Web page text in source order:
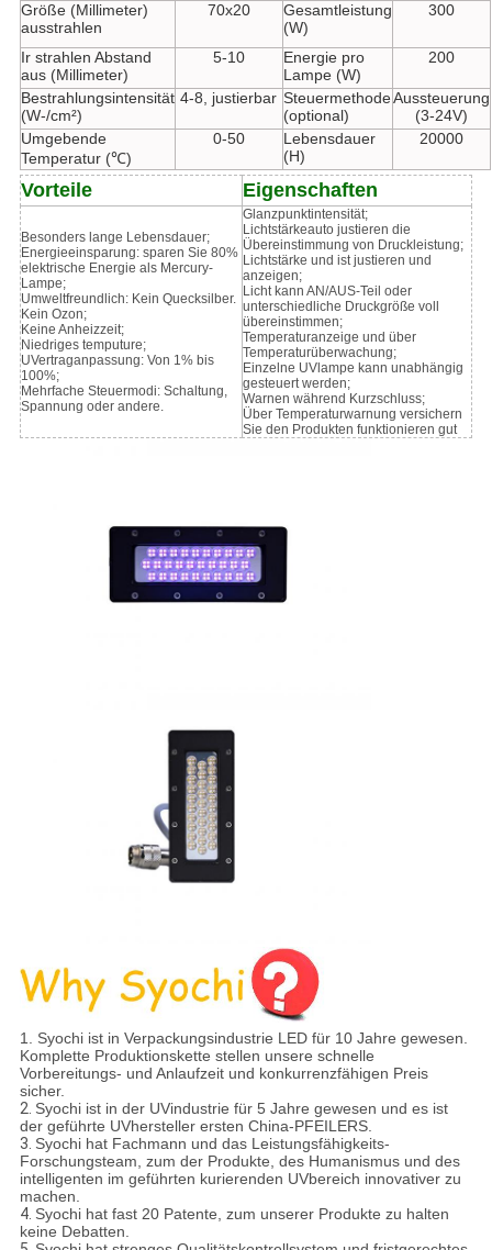
Größe (Millimeter)
ausstrahlen
70x20
Gesamtleistung
(W)
300
Ir strahlen Abstand
aus (Millimeter)
5-10
Energie pro
Lampe (W)
200
Bestrahlungsintensität
(W-/cm²)
4-8, justierbar Steuermethode
(optional)
Aussteuerung
(3-24V)
Umgebende
Temperatur (℃)
0-50
Lebensdauer
(H)
20000
Vorteile Eigenschaften
Besonders lange Lebensdauer;
Energieeinsparung: sparen Sie 80%
elektrische Energie als Mercury-
Lampe;
Umweltfreundlich: Kein Quecksilber.
Kein Ozon;
Keine Anheizzeit;
Niedriges temputure;
UVertraganpassung: Von 1% bis
100%;
Mehrfache Steuermodi: Schaltung,
Spannung oder andere.
Glanzpunktintensität;
Lichtstärkeauto justieren die
Übereinstimmung von Druckleistung;
Lichtstärke und ist justieren und
anzeigen;
Licht kann AN/AUS-Teil oder
unterschiedliche Druckgröße voll
übereinstimmen;
Temperaturanzeige und über
Temperaturüberwachung;
Einzelne UVlampe kann unabhängig
gesteuert werden;
Warnen während Kurzschluss;
Über Temperaturwarnung versichern
Sie den Produkten funktionieren gut
1. Syochi ist in Verpackungsindustrie LED für 10 Jahre gewesen.
Komplette Produktionskette stellen unsere schnelle
Vorbereitungs- und Anlaufzeit und konkurrenzfähigen Preis
sicher.
2. Syochi ist in der UVindustrie für 5 Jahre gewesen und es ist
der geführte UVhersteller ersten China-PFEILERS.
3. Syochi hat Fachmann und das Leistungsfähigkeits-
Forschungsteam, zum der Produkte, des Humanismus und des
intelligenten im geführten kurierenden UVbereich innovativer zu
machen.
4. Syochi hat fast 20 Patente, zum unserer Produkte zu halten
keine Debatten.